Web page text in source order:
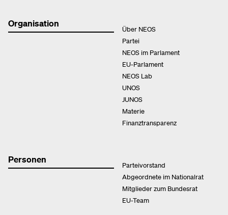
Organisation
Über NEOS
Partei
NEOS im Parlament
EU-Parlament
NEOS Lab
UNOS
JUNOS
Materie
Finanztransparenz
Personen
Parteivorstand
Abgeordnete im Nationalrat
Mitglieder zum Bundesrat
EU-Team